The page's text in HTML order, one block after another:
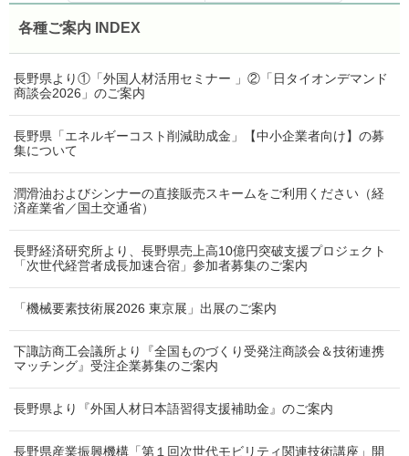
各種ご案内 INDEX
長野県より①「外国人材活用セミナー 」②「日タイオンデマンド
商談会2026」のご案内
長野県「エネルギーコスト削減助成金」【中小企業者向け】の募
集について
潤滑油およびシンナーの直接販売スキームをご利用ください（経
済産業省／国土交通省）
長野経済研究所より、長野県売上高10億円突破支援プロジェクト
「次世代経営者成長加速合宿」参加者募集のご案内
「機械要素技術展2026 東京展」出展のご案内
下諏訪商工会議所より『全国ものづくり受発注商談会＆技術連携
マッチング』受注企業募集のご案内
長野県より『外国人材日本語習得支援補助金』のご案内
長野県産業振興機構「第１回次世代モビリティ関連技術講座」開